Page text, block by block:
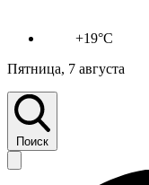
+19°C
Пятница, 7 августа
Поиск